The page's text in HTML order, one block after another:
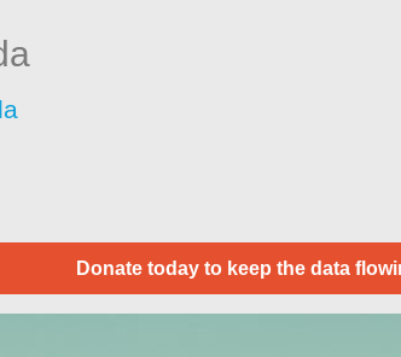
Donate today to keep the data